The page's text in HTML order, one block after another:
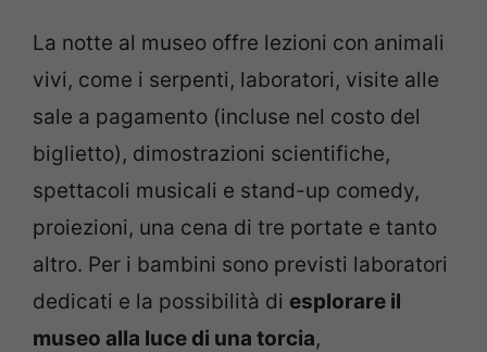
La notte al museo offre lezioni con animali
vivi, come i serpenti, laboratori, visite alle
sale a pagamento (incluse nel costo del
biglietto), dimostrazioni scientifiche,
spettacoli musicali e stand-up comedy,
proiezioni, una cena di tre portate e tanto
altro. Per i bambini sono previsti laboratori
dedicati e la possibilità di esplorare il
museo alla luce di una torcia,